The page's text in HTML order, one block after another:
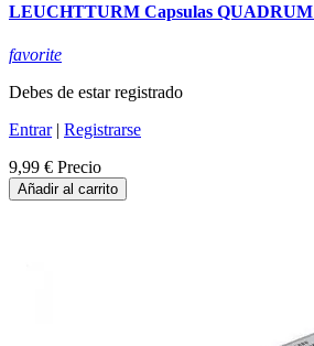
LEUCHTTURM Capsulas QUADRUM
favorite
Debes de estar registrado
Entrar| Registrarse
9,99 € Precio
Añadir al carrito